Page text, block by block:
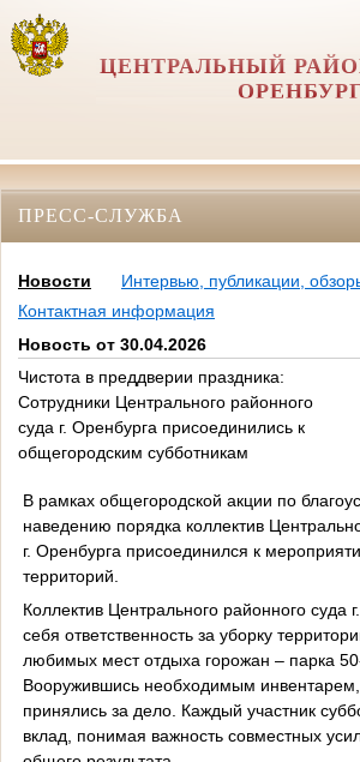
ЦЕНТРАЛЬНЫЙ
ПРЕСС-СЛУЖБА
Новости
Интервью, публикации,
Контактная информация
Новость от 30.04.2026
Чистота в преддверии праздника:
Сотрудники Центрального районного
суда г. Оренбурга присоединились к
общегородским субботникам
В рамках общегородской акции по
наведению порядка коллектив
г. Оренбурга присоединился к
территорий.
Коллектив Центрального районного суда
себя ответственность за уборку
любимых мест отдыха горожан – парка
Вооружившись необходимым
принялись за дело. Каждый участник
вклад, понимая важность совместных